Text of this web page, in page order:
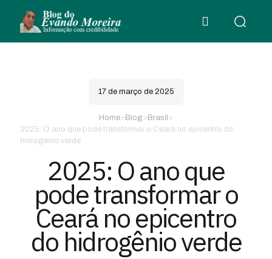
17 de março de 2025
Home> Blog> Brasil >
2025: O ano que pode transformar o Ceará no epicentro do
hidrogênio verde
2025: O ano que
pode transformar o
Ceará no epicentro
do hidrogênio verde